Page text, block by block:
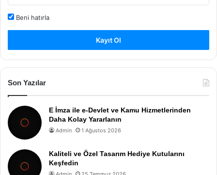
Beni hatırla
Kayıt Ol
Son Yazılar
E İmza ile e-Devlet ve Kamu Hizmetlerinden
Daha Kolay Yararlanın
Admin 1 Ağustos 2026
Kaliteli ve Özel Tasarım Hediye Kutularını
Keşfedin